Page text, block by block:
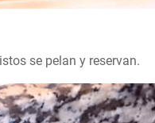
se pelan y reservan.